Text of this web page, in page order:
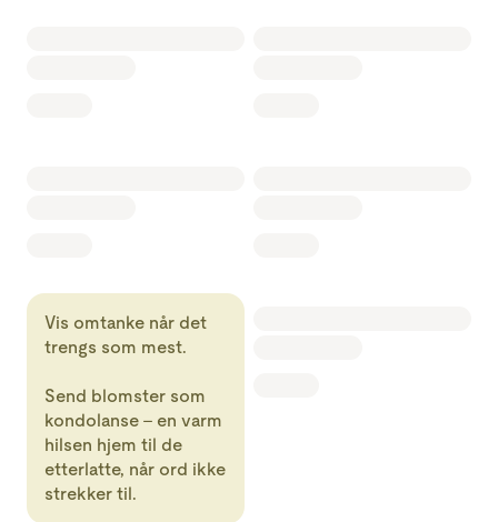
Vis omtanke når det
trengs som mest.
Send blomster som
kondolanse – en varm
hilsen hjem til de
etterlatte, når ord ikke
strekker til.